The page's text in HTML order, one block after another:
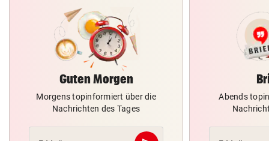
Guten Morgen
Morgens topinformiert über die
Nachrichten des Tages
Abends